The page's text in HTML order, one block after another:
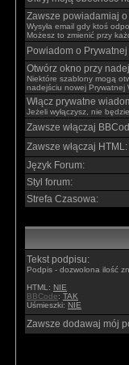
Zawsze powiadamiaj
Wysyła email gdy ktoś
Możesz to zmienić przy
Powiadom o
Otwórz okno przy
Niektóre szablony mogą
nadejściu nowej Prywatnej
Włącz prywatne
Jeżeli wyłączysz, nie
Zawsze włączaj
Zawsze włączaj HTML:
Język Forum:
Styl forum:
Strefa Czasowa:
Tekst podpisu:
Podpis - dozwolona ilość
HTML: NIE
BBCode: TAK
Uśmieszki: NIE
Zawsze dodawaj mój